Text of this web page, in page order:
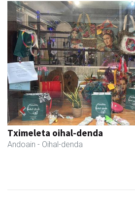
Tximeleta oihal-denda
Andoain - Oihal-denda
Previous